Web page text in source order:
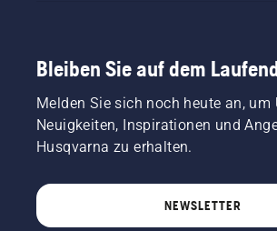
Bleiben Sie auf dem
Melden Sie sich noch heute an, um
Neuigkeiten, Inspirationen und
Husqvarna zu erhalten.
NEWSLETTER